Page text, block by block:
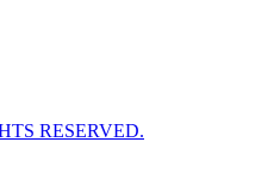
RESERVED.